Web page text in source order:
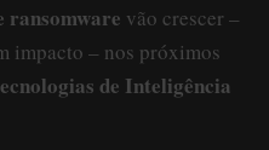
ransomware vão crescer –
impacto – nos próximos
de Inteligência